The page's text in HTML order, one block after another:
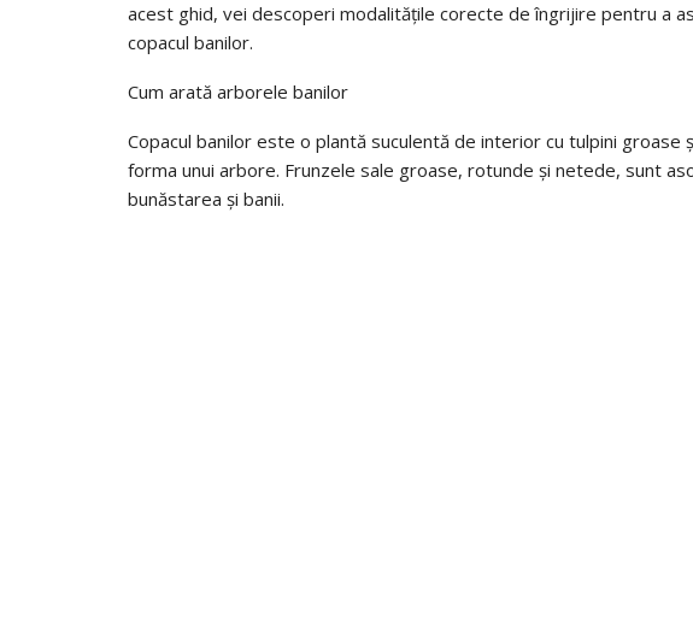
acest ghid, vei descoperi modalitățile corecte de îngrijire pentru a
copacul banilor.
Cum arată arborele banilor
Copacul banilor este o plantă suculentă de interior cu tulpini groase
forma unui arbore. Frunzele sale groase, rotunde și netede, sunt
bunăstarea și banii.